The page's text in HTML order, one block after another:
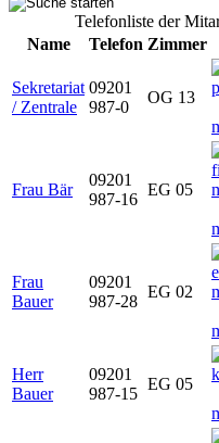
Telefonliste der
Name
Telefon Zimmer
Sekretariat
/ Zentrale
09201
987-0
OG 13
Frau Bär
09201
987-16
EG 05
Frau
Bauer
09201
987-28
EG 02
Herr
Bauer
09201
987-15
EG 05